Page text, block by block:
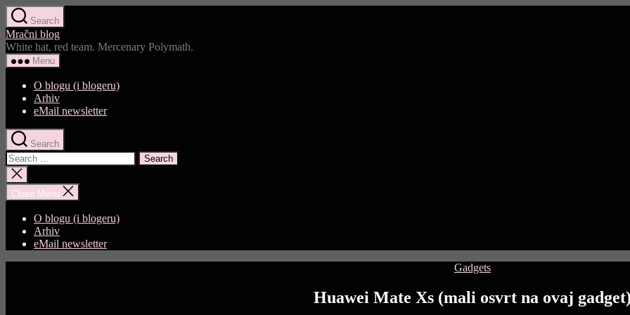
Skip
to
the
content
Search
Mračni blog
White hat, red team. Mercenary Polymath.
Menu
O blogu (i blogeru)
Arhiv
eMail newsletter
Search
Search
for:
Close
search
Close Menu
O blogu (i blogeru)
Arhiv
eMail newsletter
Categories
Gadgets
Huawei Mate Xs (mali osvrt na ovaj